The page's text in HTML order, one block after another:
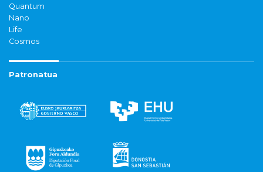
Quantum
Nano
Life
Cosmos
Patronatua